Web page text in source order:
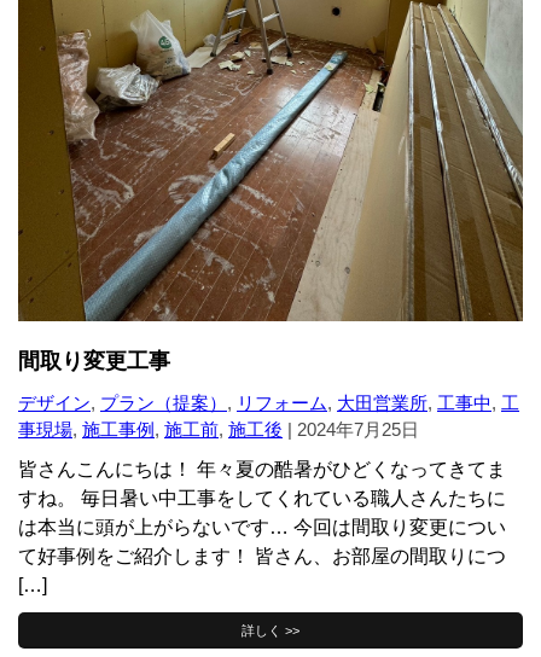
間取り変更工事
デザイン, プラン（提案） , リフォーム, 大田営業所, 工事中, 工
事現場, 施工事例, 施工前, 施工後 | 2024年7月25日
皆さんこんにちは！ 年々夏の酷暑がひどくなってきてま
すね。 毎日暑い中工事をしてくれている職人さんたちに
は本当に頭が上がらないです… 今回は間取り変更につい
て好事例をご紹介します！ 皆さん、お部屋の間取りにつ
[…]
詳しく >>